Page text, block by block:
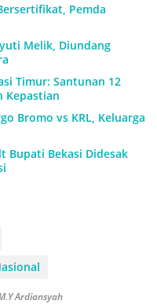
Pemda
Melik, Diundang
Timur: Santunan 12
Kepastian
Bromo vs KRL, Keluarga
Bupati Bekasi Didesak
Ardiansyah